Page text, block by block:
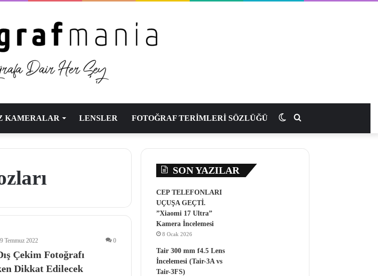
KAMERALAR LENSLER FOTOĞRAF TERİMLERİ SÖZLÜĞÜ
yap
Dış
görünümü
9 Temmuz 2022 0
Çekim Fotoğrafı
Dikkat Edilecek
SON YAZILAR
CEP TELEFONLARI
UÇUŞA GEÇTİ.
”Xiaomi 17 Ultra”
Kamera İncelemesi
8 Ocak 2026
Tair 300 mm f4.5 Lens
İncelemesi (Tair-3A vs
Tair-3FS)